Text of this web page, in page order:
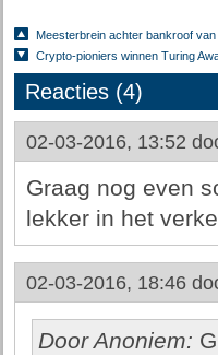
Meesterbrein achter bankroof van
Crypto-pioniers winnen Turing
Reacties (4)
02-03-2016, 13:52
Graag nog even
lekker in het
02-03-2016, 18:46
Door Anoniem: